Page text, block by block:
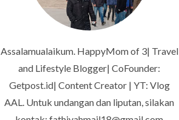
Assalamualaikum. HappyMom of 3| Travel
and Lifestyle Blogger| CoFounder:
Getpost.id| Content Creator | YT: Vlog
AAL. Untuk undangan dan liputan, silakan